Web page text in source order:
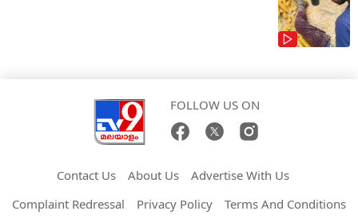
FOLLOW US ON
Contact Us About Us
Advertise With Us
Complaint Redressal
Privacy Policy Terms And Conditions